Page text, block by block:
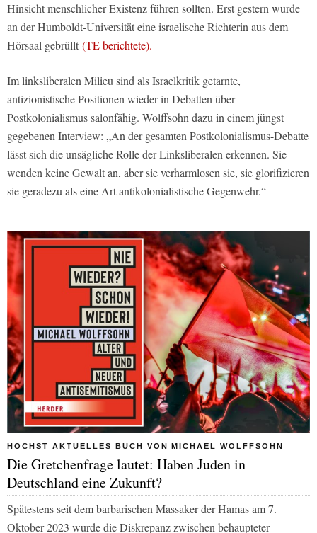
Hinsicht menschlicher Existenz führen sollten. Erst gestern wurde
an der Humboldt-Universität eine israelische Richterin aus dem
Hörsaal gebrüllt (TE berichtete).
Im linksliberalen Milieu sind als Israelkritik getarnte,
antizionistische Positionen wieder in Debatten über
Postkolonialismus salonfähig. Wolffsohn dazu in einem jüngst
gegebenen Interview: „An der gesamten Postkolonialismus-Debatte
lässt sich die unsägliche Rolle der Linksliberalen erkennen. Sie
wenden keine Gewalt an, aber sie verharmlosen sie, sie glorifizieren
sie geradezu als eine Art antikolonialistische Gegenwehr.“
HÖCHST AKTUELLES BUCH VON MICHAEL WOLFFSOHN
Die Gretchenfrage lautet: Haben Juden in
Deutschland eine Zukunft?
Spätestens seit dem barbarischen Massaker der Hamas am 7.
Oktober 2023 wurde die Diskrepanz zwischen behaupteter